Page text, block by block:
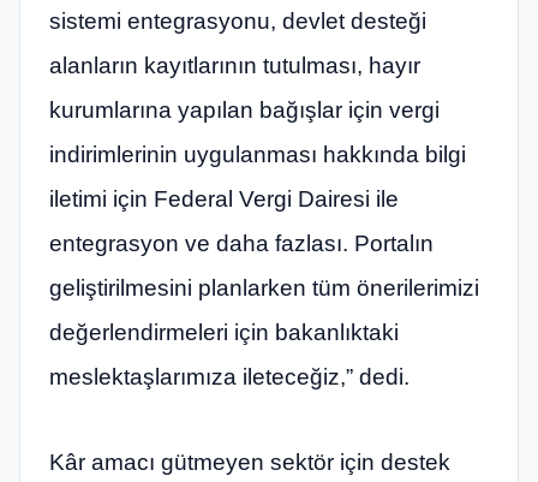
sistemi entegrasyonu, devlet desteği
alanların kayıtlarının tutulması, hayır
kurumlarına yapılan bağışlar için vergi
indirimlerinin uygulanması hakkında bilgi
iletimi için Federal Vergi Dairesi ile
entegrasyon ve daha fazlası. Portalın
geliştirilmesini planlarken tüm önerilerimizi
değerlendirmeleri için bakanlıktaki
meslektaşlarımıza ileteceğiz,” dedi.
Kâr amacı gütmeyen sektör için destek